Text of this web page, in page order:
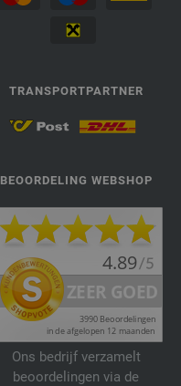
TRANSPORTPARTNER
BEOORDELING WEBSHOP
Ons bedrijf verzamelt
beoordelingen via de